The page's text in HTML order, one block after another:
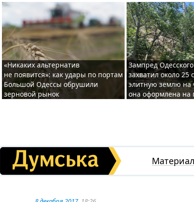
«Никаких альтернатив
не появится»: как удары по портам
Большой Одессы обрушили
зерновой рынок
Зампред
захватил около 25
элитную землю на
она оформлена на